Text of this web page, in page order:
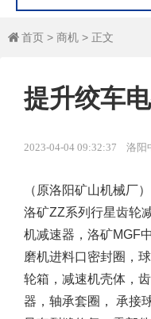
 首页 > 商机 > 正文
提升绞车
2023-04-04 09:32:37 洛
（原洛阳矿山机械厂
洛矿ZZ系列行星齿轮
机减速器，洛矿MGF
磨机进料口密封圈，
轮箱，减速机壳体，
器，轴承套圈， 承接